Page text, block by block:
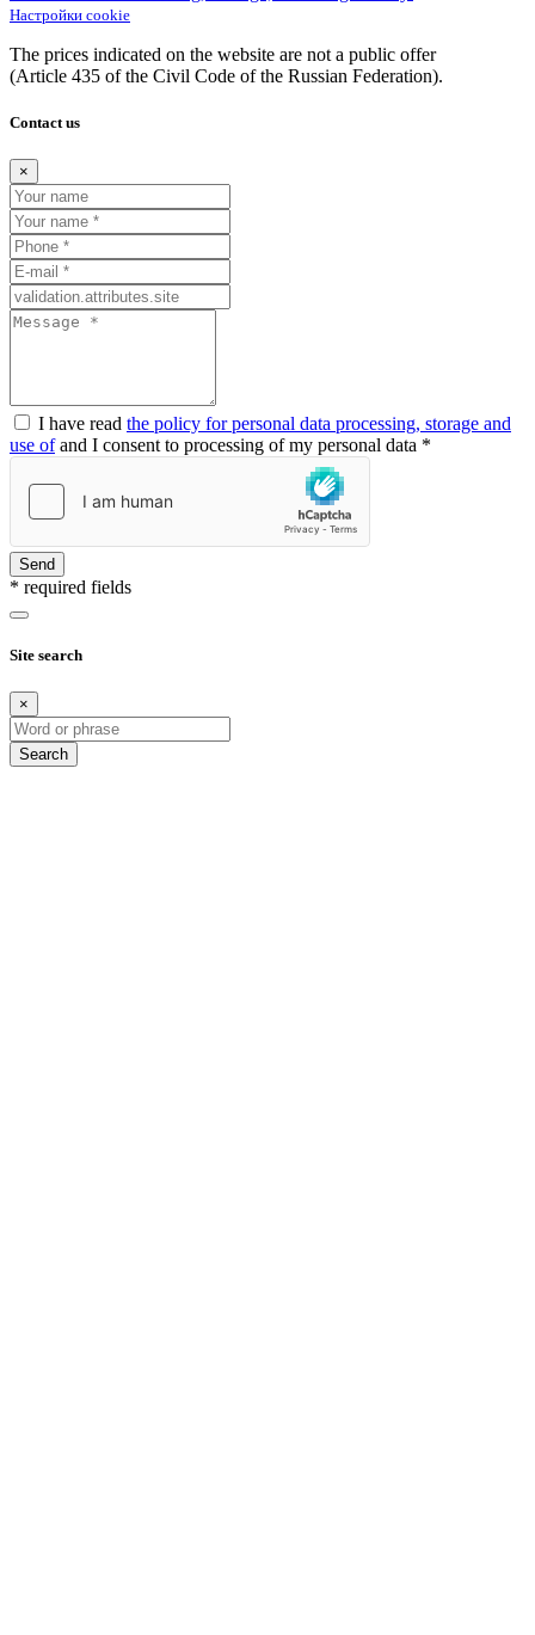
Настройки cookie
The prices indicated on the website are not a public offer
(Article 435 of the Civil Code of the Russian Federation).
Contact us
×
I have read the policy for personal data processing, storage and
use ofand I consent to processing of my personal data *
Send
* required fields
Site search
×
Search